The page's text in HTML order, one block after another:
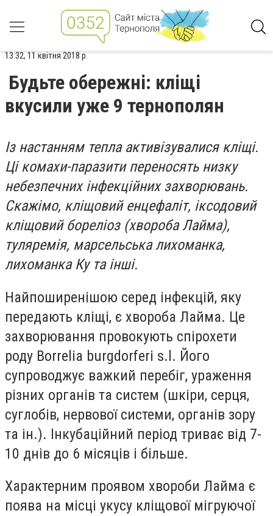
13:32, 11 квітня 2018 р.
Будьте обережні: кліщі
вкусили уже 9 тернополян
Із настанням тепла активізувалися кліщі.
Ці комахи-паразити переносять низку
небезпечних інфекційних захворювань.
Скажімо, кліщовий енцефаліт, іксодовий
кліщовий бореліоз (хвороба Лайма),
туляремія, марсельська лихоманка,
лихоманка Ку та інші.
Найпоширенішою серед інфекцій, яку
передають кліщі, є хвороба Лайма. Це
захворювання провокують спірохети
роду Borrelia burgdorferi s.l. Його
супроводжує важкий перебіг, ураження
різних органів та систем (шкіри, серця,
суглобів, нервової системи, органів зору
та ін.). Інкубаційний період триває від 7-
10 днів до 6 місяців і більше.
Характерним проявом хвороби Лайма є
поява на місці укусу кліщової мігруючої